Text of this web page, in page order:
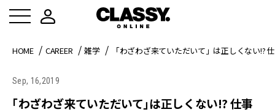
HOME CAREER 雑学 「わざわざ来ていただいて」は正しくない!?
Sep, 16,2019
「わざわざ来ていただいて」は正しくない!? 仕事